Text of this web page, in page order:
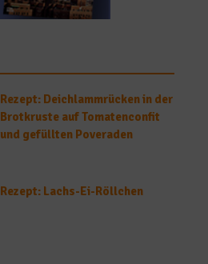
Rezept: Deichlammrücken in der
Brotkruste auf Tomatenconfit
und gefüllten Poveraden
Rezept: Lachs-Ei-Röllchen